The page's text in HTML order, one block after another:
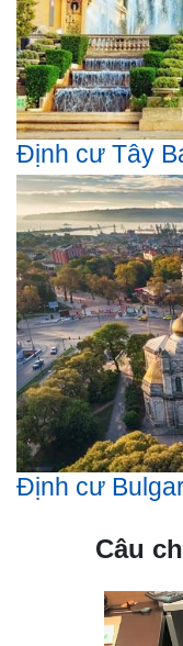
Định cư Tây
Định cư
Câu